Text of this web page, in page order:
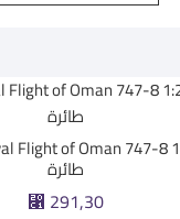
طائرة
⃁ 291,30